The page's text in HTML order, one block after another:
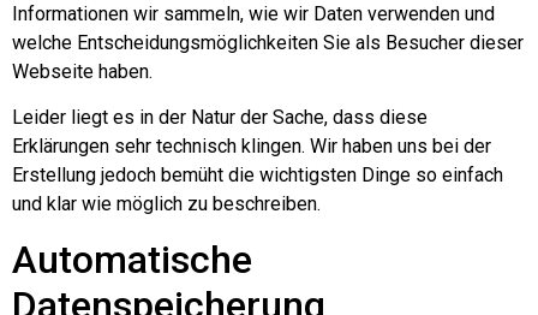
Informationen wir sammeln, wie wir Daten verwenden und
welche Entscheidungsmöglichkeiten Sie als Besucher dieser
Webseite haben.
Leider liegt es in der Natur der Sache, dass diese
Erklärungen sehr technisch klingen. Wir haben uns bei der
Erstellung jedoch bemüht die wichtigsten Dinge so einfach
und klar wie möglich zu beschreiben.
Automatische
Datenspeicherung